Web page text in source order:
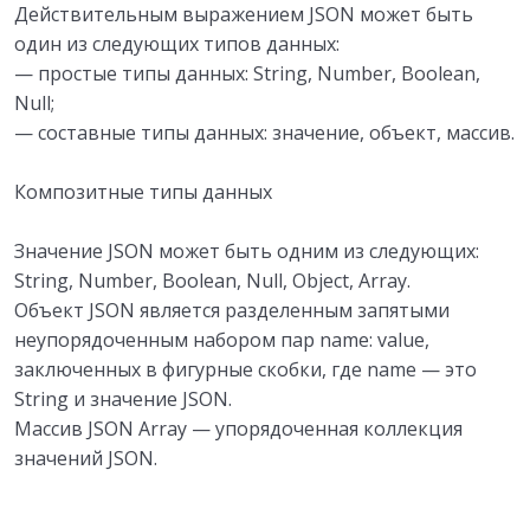
Действительным выражением JSON может быть
один из следующих типов данных:
— простые типы данных: String, Number, Boolean,
Null;
— составные типы данных: значение, объект, массив.
Композитные типы данных
Значение JSON может быть одним из следующих:
String, Number, Boolean, Null, Object, Array.
Объект JSON является разделенным запятыми
неупорядоченным набором пар name: value,
заключенных в фигурные скобки, где name — это
String и значение JSON.
Массив JSON Array — упорядоченная коллекция
значений JSON.